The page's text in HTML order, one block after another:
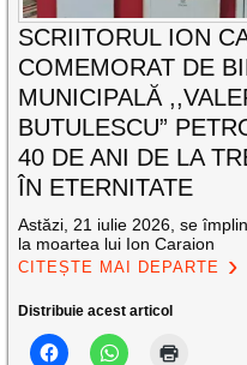
SCRIITORUL ION
COMEMORAT DE
MUNICIPALĂ
BUTULESCU”
40 DE ANI DE LA
ÎN ETERNITATE
Astăzi, 21 iulie 2026, se
la moartea lui Ion Caraion
CITEȘTE MAI DEPARTE
Distribuie acest articol